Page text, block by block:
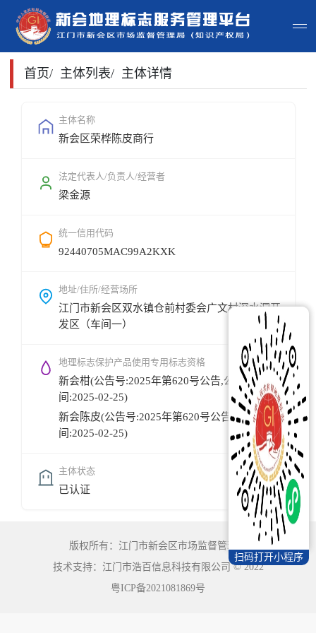
首页
政策法规
申请指南
地标地图
用户登录
首页/ 主体列表/ 主体详情
主体名称
新会区荣桦陈皮商行
法定代表人/负责人/经营者
梁金源
统一信用代码
92440705MAC99A2KXK
地址/住所/经营场所
江门市新会区双水镇仓前村委会广文村深水洞开
发区（车间一）
地理标志保护产品使用专用标志资格
新会柑(公告号:2025年第620号公告,公告时
间:2025-02-25)
新会陈皮(公告号:2025年第620号公告,公告时
间:2025-02-25)
主体状态
已认证
扫码打开小程序
版权所有：江门市新会区市场监督管理局
技术支持：江门市浩百信息科技有限公司©2022
粤ICP备2021081869号